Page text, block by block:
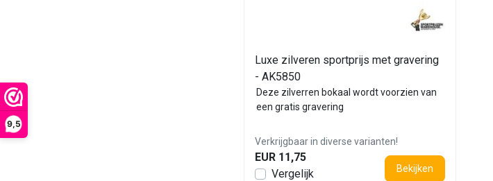
9,5
Luxe zilveren sportprijs met gravering
- AK5850
Deze zilverren bokaal wordt voorzien van
een gratis gravering
Verkrijgbaar in diverse varianten!
EUR 11,75
Vergelijk
Bekijken